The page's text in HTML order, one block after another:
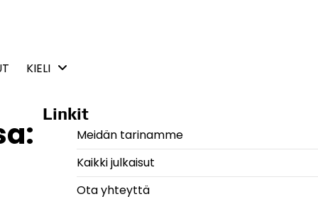
KIELI
Linkit
Meidän tarinamme
Kaikki julkaisut
Ota yhteyttä